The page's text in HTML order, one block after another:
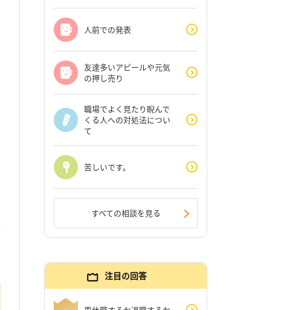
人前での発表
友達多いアピールや元気
の押し売り
職場でよく見たり睨んで
くる人への対処法につい
て
苦しいです。
すべての相談を見る
注目の回答